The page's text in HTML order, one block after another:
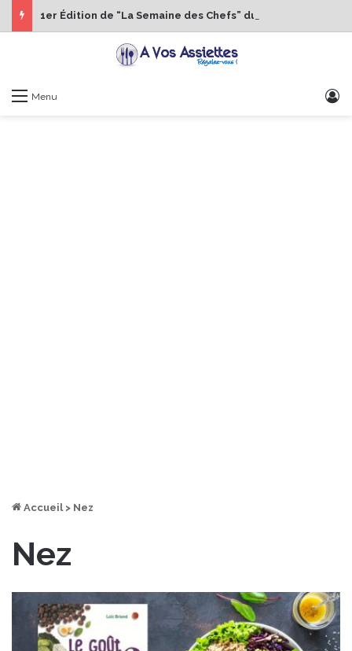
Menu
Accueil > Nez
Nez